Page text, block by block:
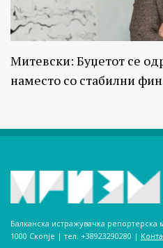
Митевски: Буџетот се
наместо со стабилни
Балканска истражувачка
1000 Скопје | тел. +38923290280­ |